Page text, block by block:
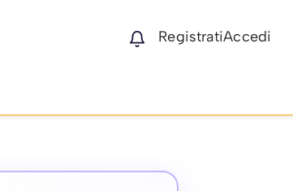
RegistratiAccedi